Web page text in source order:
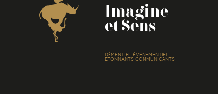
Imagine
et Sens
DÉMENTIEL ÉVÉNEMENTIEL
ÉTONNANTS COMMUNICANTS